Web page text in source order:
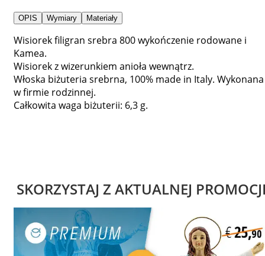
OPIS Wymiary Materiały
Wisiorek filigran srebra 800 wykończenie rodowane i
Kamea.
Wisiorek z wizerunkiem anioła wewnątrz.
Włoska biżuteria srebrna, 100% made in Italy. Wykonana
w firmie rodzinnej.
Całkowita waga biżuterii: 6,3 g.
SKORZYSTAJ Z AKTUALNEJ